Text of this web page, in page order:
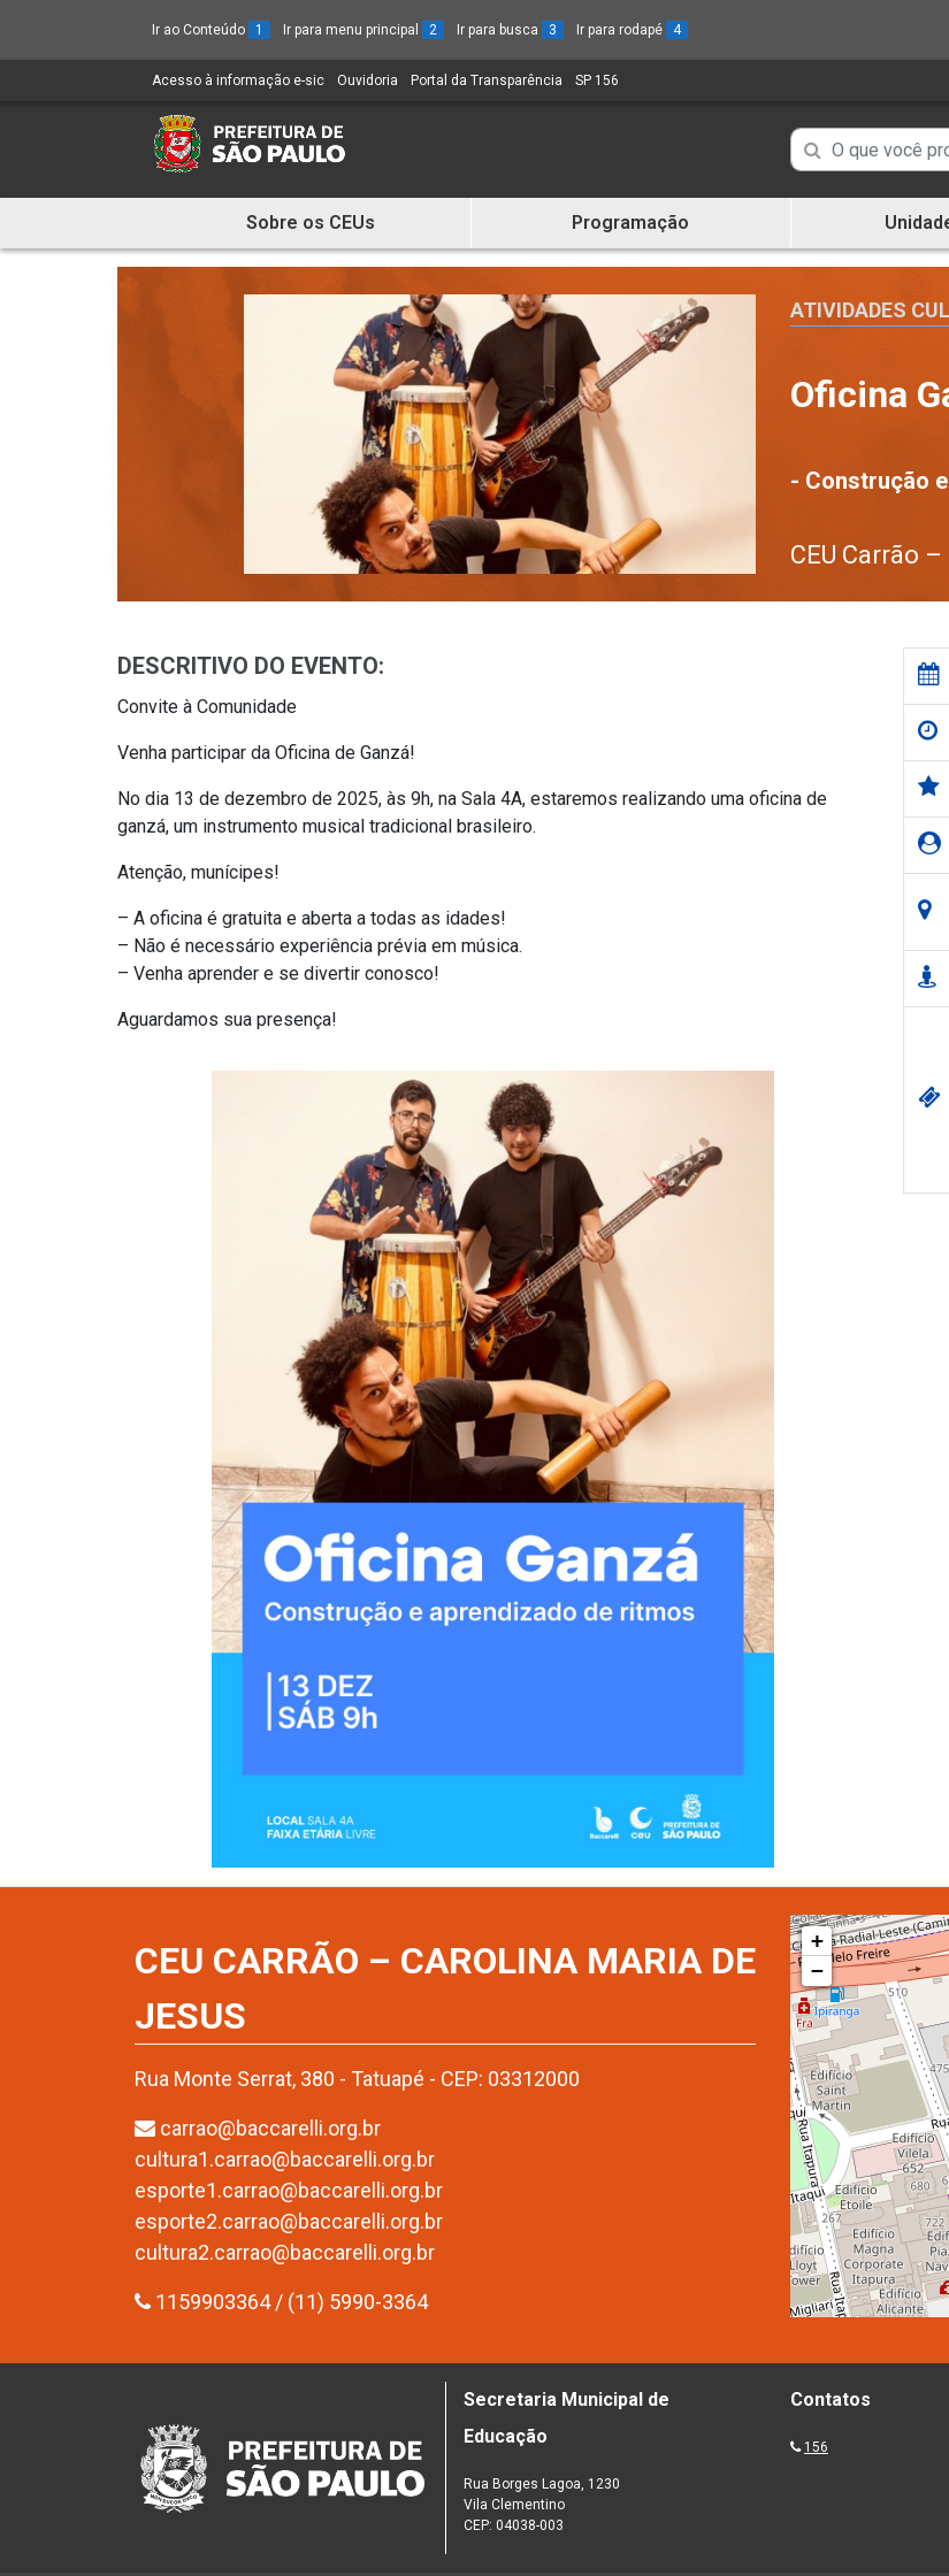
Ir ao Conteúdo 1 Ir para menu principal 2 Ir para busca 3 Ir para rodapé 4
Acesso à informação e-sic (Link
um
novo
Ouvidoria (Link
Portal da Transparência (Link
SP 156
Campo
de
de
informações
Campo
de
Busca
informações
e
Sobre os CEUs Programação
ATIVIDADES
Oficina
- Construção
CEU Carrão
DESCRITIVO DO EVENTO:
Convite à Comunidade
Venha participar da Oficina de Ganzá!
No dia 13 de dezembro de 2025, às 9h, na Sala 4A, estaremos realizando uma oficina de
ganzá, um instrumento musical tradicional brasileiro.
Atenção, munícipes!
– A oficina é gratuita e aberta a todas as idades!
– Não é necessário experiência prévia em música.
– Venha aprender e se divertir conosco!
Aguardamos sua presença!
CEU CARRÃO – CAROLINA MARIA DE
JESUS
Rua Monte Serrat, 380 - Tatuapé - CEP: 03312000
carrao@baccarelli.org.br
cultura1.carrao@baccarelli.org.br
esporte1.carrao@baccarelli.org.br
esporte2.carrao@baccarelli.org.br
cultura2.carrao@baccarelli.org.br
1159903364 / (11) 5990-3364
+
−
Secretaria Municipal de
Educação
Rua Borges Lagoa, 1230
Vila Clementino
CEP: 04038-003
Contatos
156